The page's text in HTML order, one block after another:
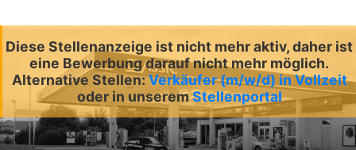
Diese Stellenanzeige ist nicht mehr aktiv, daher ist
eine Bewerbung darauf nicht mehr möglich.
Alternative Stellen:Verkäufer (m/w/d) in Vollzeit
oder in unseremStellenportal